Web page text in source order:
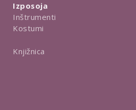
Izposoja
Inštrumenti
Kostumi
Knjižnica